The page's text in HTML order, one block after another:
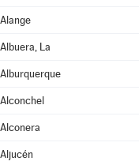
Alange
Albuera, La
Alburquerque
Alconchel
Alconera
Aljucén